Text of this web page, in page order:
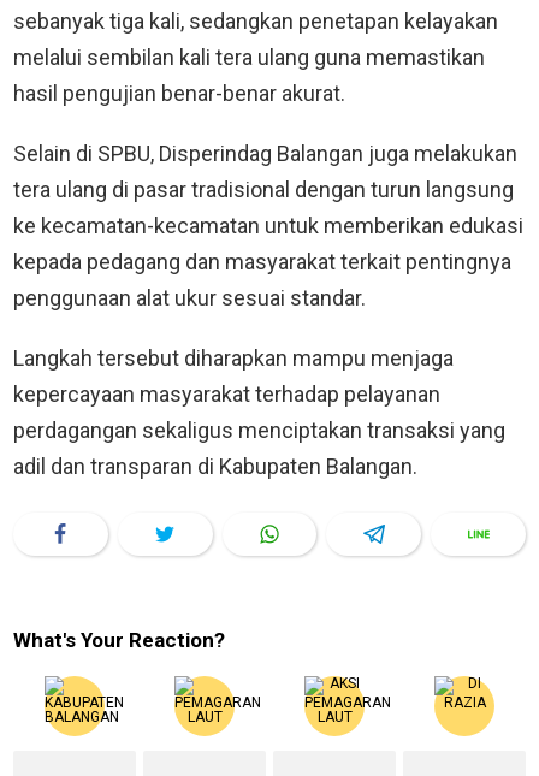
sebanyak tiga kali, sedangkan penetapan kelayakan
melalui sembilan kali tera ulang guna memastikan
hasil pengujian benar-benar akurat.
Selain di SPBU, Disperindag Balangan juga melakukan
tera ulang di pasar tradisional dengan turun langsung
ke kecamatan-kecamatan untuk memberikan edukasi
kepada pedagang dan masyarakat terkait pentingnya
penggunaan alat ukur sesuai standar.
Langkah tersebut diharapkan mampu menjaga
kepercayaan masyarakat terhadap pelayanan
perdagangan sekaligus menciptakan transaksi yang
adil dan transparan di Kabupaten Balangan.
What's Your Reaction?